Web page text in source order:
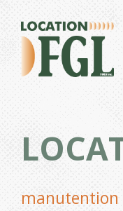
manutention